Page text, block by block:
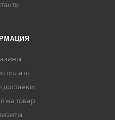
оплаты
доставки
на товар